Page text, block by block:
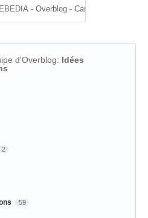
d'Overblog: Idées
2
59